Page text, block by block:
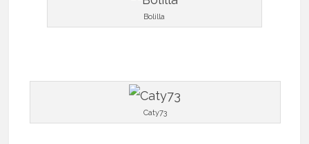
Bolilla
Caty73